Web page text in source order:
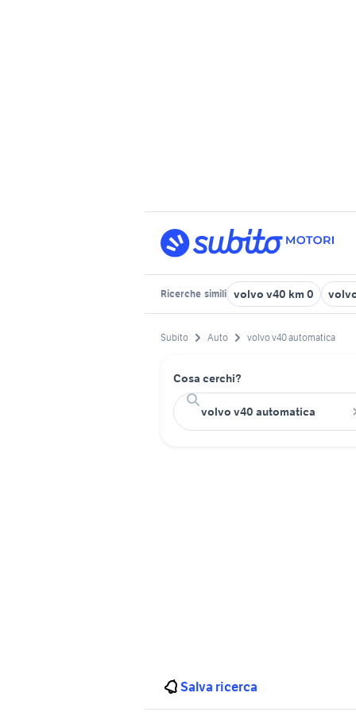
Ricerche simili volvo v40 km 0
Subito Auto volvo v40 automatica
Cosa cerchi?
Salva ricerca